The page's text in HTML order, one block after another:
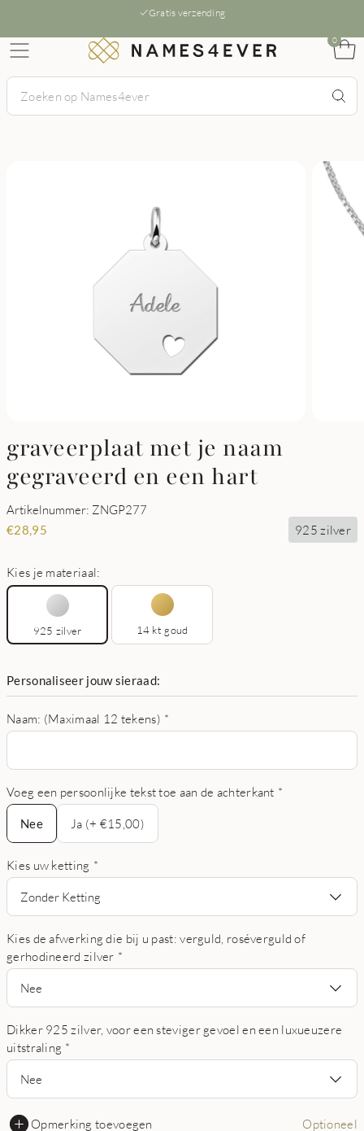
Gratis verzending
0
graveerplaat met je naam
gegraveerd en een hart
Artikelnummer: ZNGP277
€28,95 925 zilver
Kies je materiaal:
925 zilver 14 kt goud
Personaliseer jouw sieraad:
Naam: (Maximaal 12 tekens) *
Voeg een persoonlijke tekst toe aan de achterkant *
Nee
Nee
Ja (+ €15,00)
Kies uw ketting *
Zonder Ketting
Kies de afwerking die bij u past: verguld, roséverguld of
gerhodineerd zilver *
Nee
Dikker 925 zilver, voor een steviger gevoel en een luxueuzere
uitstraling *
Nee
Opmerking toevoegen Optioneel